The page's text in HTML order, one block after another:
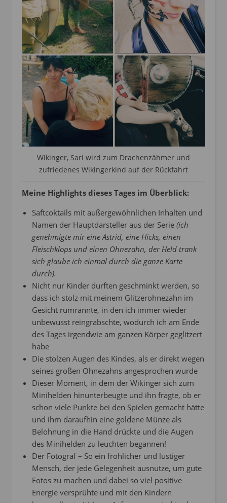
Wikinger, Sari wird zum Drachenzähmer und
zufriedenes Wikingerkind auf der Rückfahrt
Meine Highlights dieses Tages im Überblick:
Saftcoktails mit außergewöhnlichen Inhalten und
Namen der Hauptdarsteller aus der Serie (ich
genehmigte mir eine Astrid, eine Hicks, einen
Fleischklops und einen Ohnezahn, der Held trank
sich glaube ich einmal durch die ganze Karte
durch).
Nicht nur Kinder durften geschminkt werden, so
dass ich stolz mit meinem Glitzerohnezahn im
Gesicht rumrannte, in den ich immer wieder
unbewusst reingrabschte, wodurch ich am Ende
des Tages irgendwie am ganzen Körper geglitzert
habe
Die stolzen Augen des Kindes, als er direkt wegen
seines großen Ohnezahns angesprochen wurde
Dieser Moment, in dem der Wikinger sich zum
Minihelden hinunterbeugte und ihn fragte, ob er
schon viele Punkte bei den Spielen gemacht hätte
und ihm daraufhin eine goldene Münze als
Belohnung in die Hand drückte und die Augen
des Minihelden zu leuchten begannen!
Der Fotograf – So ein fröhlicher und lustiger
Mensch, der jede Gelegenheit ausnutze, um gute
Fotos zu machen und dabei so viel positive
Energie versprühte und mit den Kindern